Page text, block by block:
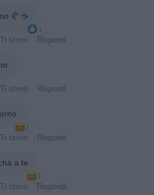
🥐 ☕️
1
Ti stimo Rispondi
Ti stimo Rispondi
1
Ti stimo Rispondi
a te
1
Ti stimo Rispondi